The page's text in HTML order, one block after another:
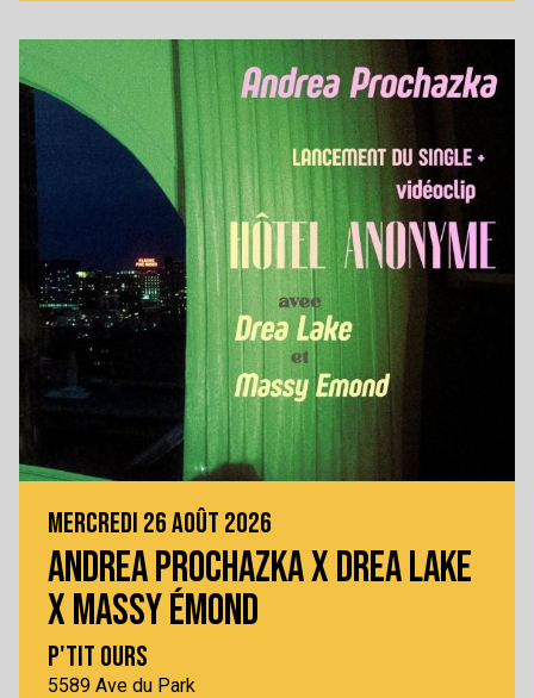
MERCREDI 26 AOÛT 2026
ANDREA PROCHAZKA X DREA LAKE
X MASSY ÉMOND
P'TIT OURS
5589 Ave du Park